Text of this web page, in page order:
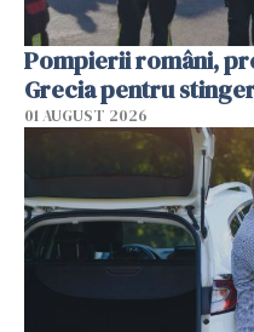
Pompierii români,
Grecia pentru
01 AUGUST 2026